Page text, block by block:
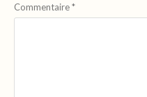
Commentaire*